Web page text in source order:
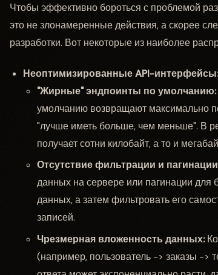
Чтобы эффективно бороться с проблемой
это не злонамеренные действия, а скорее
разработки. Вот некоторые из наиболее
Неоптимизированные API-
"Жирные" эндпоинты по умолчанию:
умолчанию возвращают максимально
"лучше иметь больше, чем меньше". В
получает сотни килобайт, а то и
Отсутствие фильтрации и
данных на сервере или пагинации для
данных, а затем фильтровать его
записей.
Чрезмерная вложенность данных:
(например, пользователь -> заказы ->